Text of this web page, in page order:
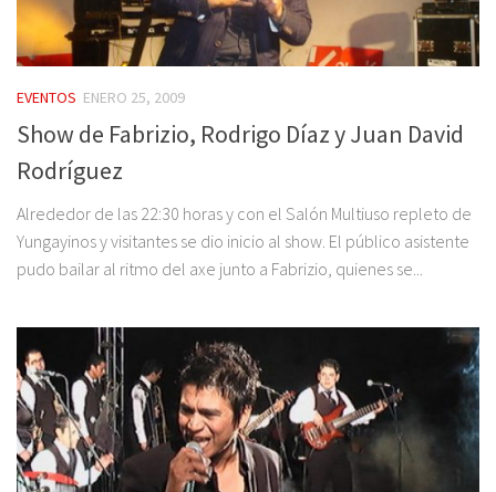
EVENTOS ENERO 25, 2009
Show de Fabrizio, Rodrigo Díaz y Juan David
Rodríguez
Alrededor de las 22:30 horas y con el Salón Multiuso repleto de
Yungayinos y visitantes se dio inicio al show. El público asistente
pudo bailar al ritmo del axe junto a Fabrizio, quienes se...